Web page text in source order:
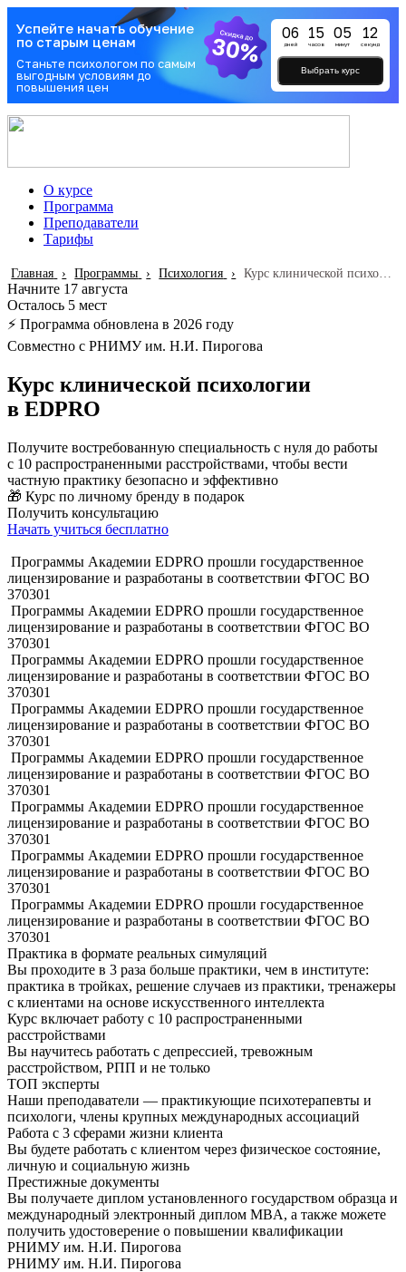
Успейте начать обучение
по старым ценам
Станьте психологом по самым
выгодным условиям до
повышения цен
06
дней
15
часов
05
минут
11
секунд
Выбрать курс
О курсе
Программа
Преподаватели
Тарифы
Главная Программы Психология Курс клинической психологии
Начните 17 августа
Осталось 5 мест
⚡️ Программа обновлена в 2026 году
Совместно с РНИМУ им. Н.И. Пирогова
Курс клинической психологии
в EDPRO
Получите востребованную специальность с нуля до работы
с 10 распространенными расстройствами, чтобы вести
частную практику безопасно и эффективно
🎁 Курс по личному бренду в подарок
Получить консультацию
Начать учиться бесплатно
Программы Академии EDPRO прошли государственное
лицензирование и разработаны в соответствии ФГОС ВО
370301
Программы Академии EDPRO прошли государственное
лицензирование и разработаны в соответствии ФГОС ВО
370301
Программы Академии EDPRO прошли государственное
лицензирование и разработаны в соответствии ФГОС ВО
370301
Программы Академии EDPRO прошли государственное
лицензирование и разработаны в соответствии ФГОС ВО
370301
Программы Академии EDPRO прошли государственное
лицензирование и разработаны в соответствии ФГОС ВО
370301
Программы Академии EDPRO прошли государственное
лицензирование и разработаны в соответствии ФГОС ВО
370301
Программы Академии EDPRO прошли государственное
лицензирование и разработаны в соответствии ФГОС ВО
370301
Программы Академии EDPRO прошли государственное
лицензирование и разработаны в соответствии ФГОС ВО
370301
Практика в формате реальных симуляций
Вы проходите в 3 раза больше практики, чем в институте:
практика в тройках, решение случаев из практики, тренажеры
с клиентами на основе искусственного интеллекта
Курс включает работу с 10 распространенными
расстройствами
Вы научитесь работать с депрессией, тревожным
расстройством, РПП и не только
ТОП эксперты
Наши преподаватели — практикующие психотерапевты и
психологи, члены крупных международных ассоциаций
Работа с 3 сферами жизни клиента
Вы будете работать с клиентом через физическое состояние,
личную и социальную жизнь
Престижные документы
Вы получаете диплом установленного государством образца и
международный электронный диплом MBA, а также можете
получить удостоверение о повышении квалификации
РНИМУ им. Н.И. Пирогова
РНИМУ им. Н.И. Пирогова